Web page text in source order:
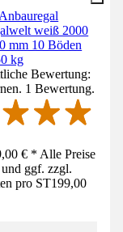
weiß 2000
mm 10 Böden
kg
Bewertung:
1 Bewertung.
€ * Alle Preise
ggf. zzgl.
pro ST199,00